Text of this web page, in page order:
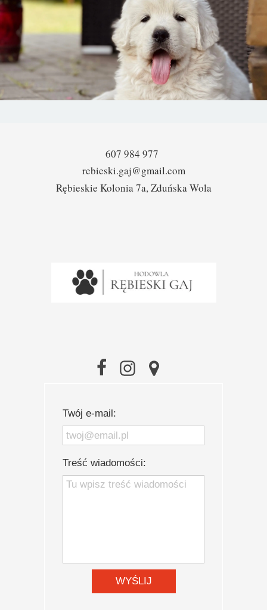
Twój e-mail:
Treść wiadomości:
WYŚLIJ
Rębieskie Kolonia 7a, Zduńska Wola
rebieski.gaj@gmail.com
607 984 977